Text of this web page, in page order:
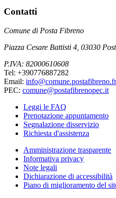
Contatti
Comune di Posta Fibreno
Piazza Cesare Battisti 4, 03030
P.IVA: 82000610608
Tel: +390776887282
Email:
PEC: comune@postafibrenopec.it
Leggi le FAQ
Prenotazione appuntamento
Segnalazione disservizio
Richiesta d'assistenza
Amministrazione trasparente
Informativa privacy
Note legali
Dichiarazione di accessibilità
Piano di miglioramento del